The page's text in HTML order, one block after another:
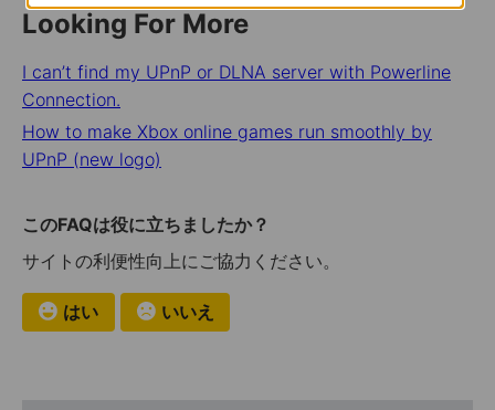
Looking For More
I can’t find my UPnP or DLNA server with Powerline
Connection.
How to make Xbox online games run smoothly by
UPnP (new logo)
このFAQは役に立ちましたか？
サイトの利便性向上にご協力ください。
はい いいえ